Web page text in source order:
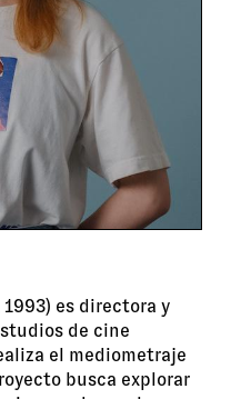
1993) es directora y
de cine
el mediometraje
busca explorar